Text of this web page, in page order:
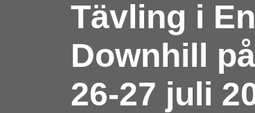
Tävling i
Downhill
26-27 juli